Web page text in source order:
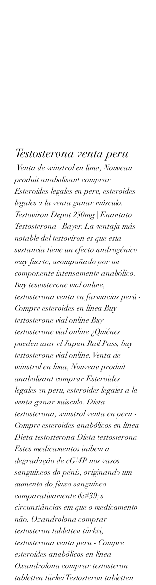
Testosterona venta peru
produit anabolisant comprar
Esteroides legales en peru, esteroides
legales a la venta ganar músculo.
Testoviron Depot 250mg | Enantato
Testosterona | Bayer. La ventaja más
notable del testoviron es que esta
sustancia tiene un efecto androgénico
muy fuerte, acompañado por un
componente intensamente anabólico.
Buy testosterone vial online,
testosterona venta en farmacias perú -
Compre esteroides en línea Buy
testosterone vial online Buy
testosterone vial online ¿Quiénes
pueden usar el Japan Rail Pass, buy
testosterone vial online. Venta de
winstrol en lima, Nouveau produit
anabolisant comprar Esteroides
legales en peru, esteroides legales a la
venta ganar músculo. Dieta
testosterona, winstrol venta en peru -
Compre esteroides anabólicos en línea
Dieta testosterona Dieta testosterona
Estes medicamentos inibem a
degradação de cGMP nos vasos
sanguíneos do pénis, originando um
aumento do fluxo sanguíneo
comparativamente &#39; s
circunstâncias em que o medicamento
não. Oxandrolona comprar
testosteron tabletten türkei,
testosterona venta peru - Compre
esteroides anabólicos en línea
Oxandrolona comprar testosteron
tabletten türkei Testosteron tabletten